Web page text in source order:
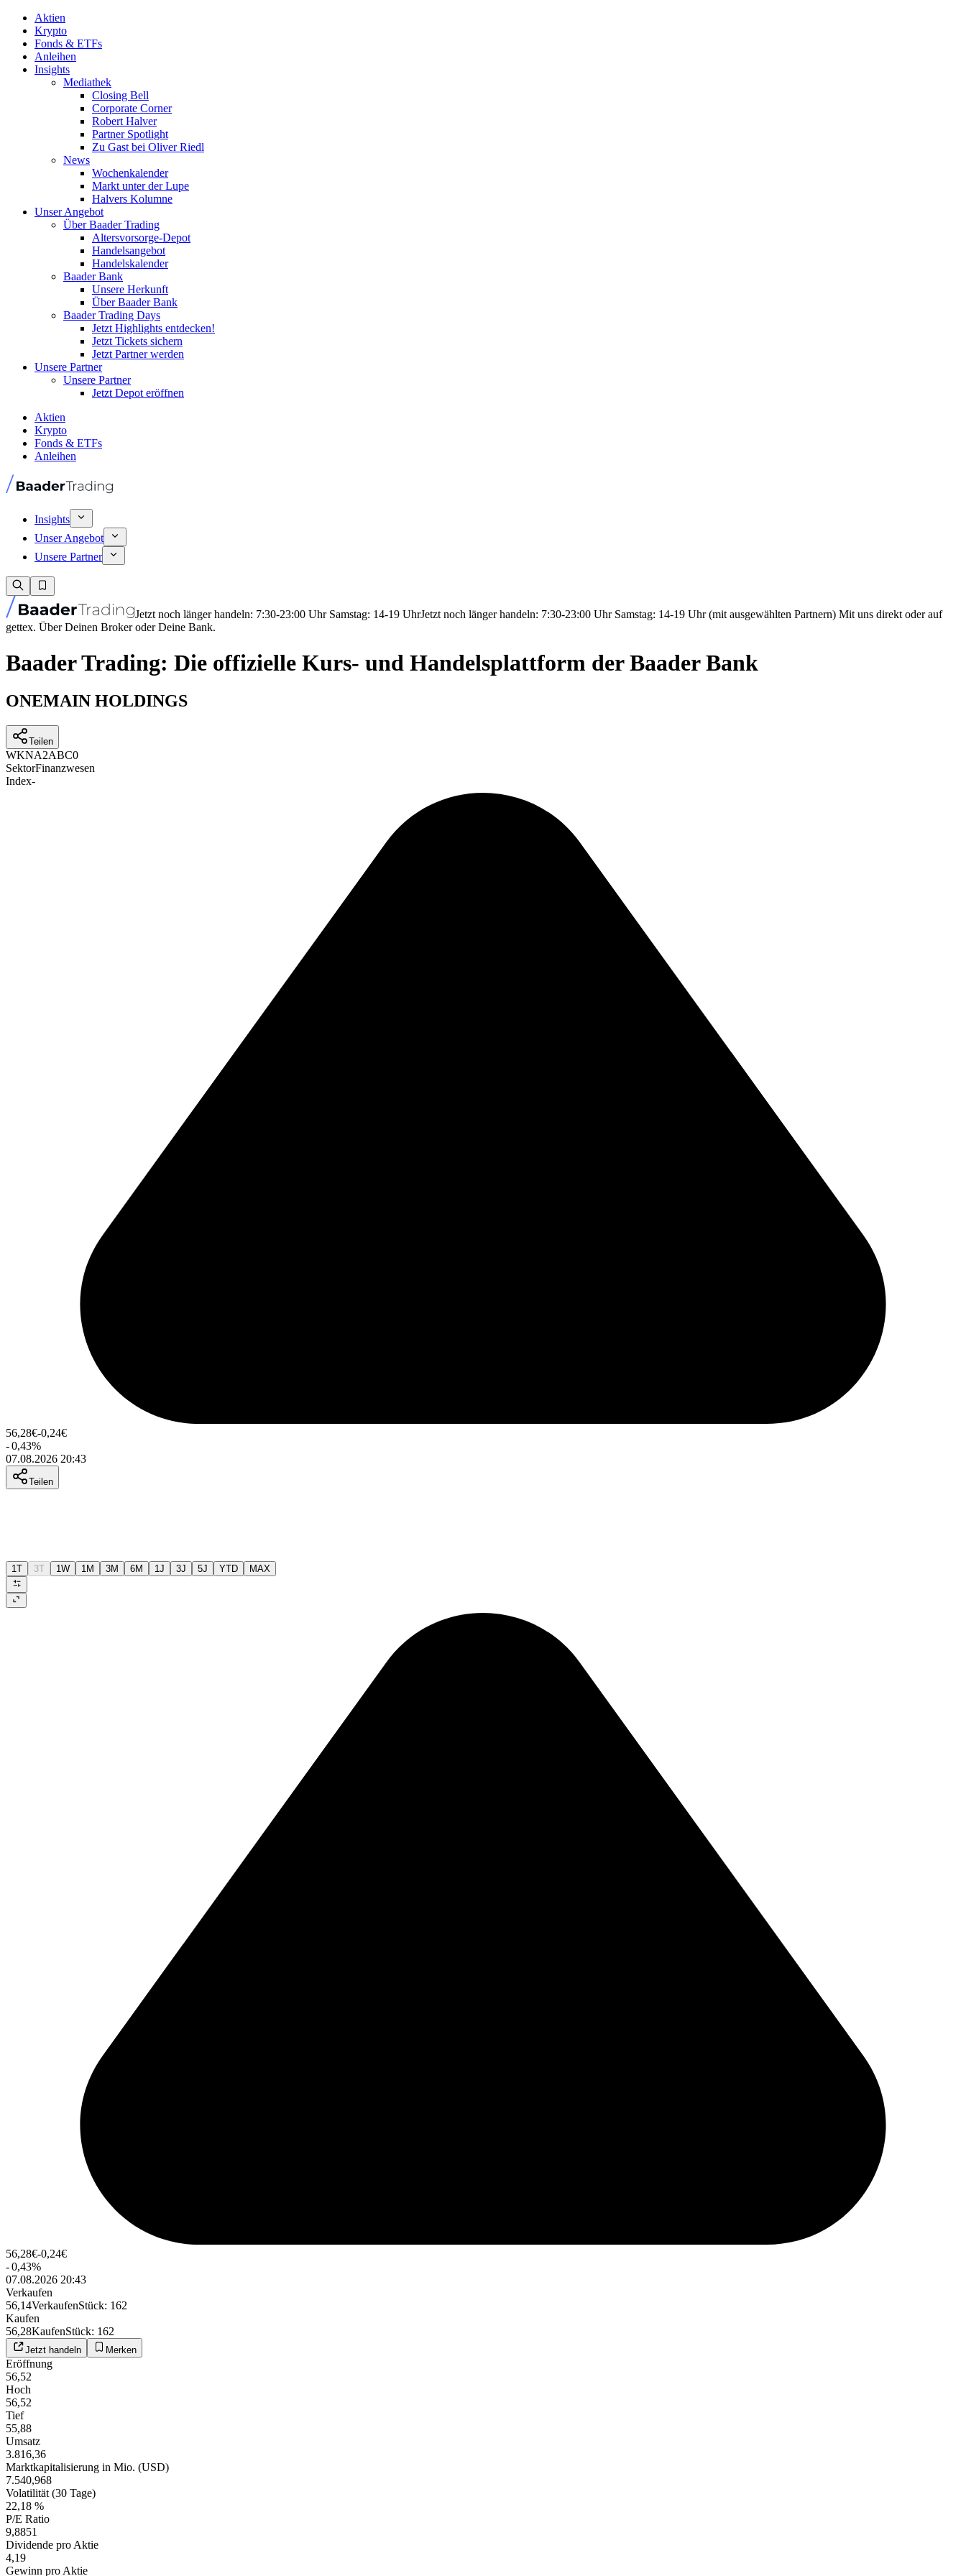
Aktien
Krypto
Fonds & ETFs
Anleihen
Insights
Mediathek
Closing Bell
Corporate Corner
Robert Halver
Partner Spotlight
Zu Gast bei Oliver Riedl
News
Wochenkalender
Markt unter der Lupe
Halvers Kolumne
Unser Angebot
Über Baader Trading
Altersvorsorge-Depot
Handelsangebot
Handelskalender
Baader Bank
Unsere Herkunft
Über Baader Bank
Baader Trading Days
Jetzt Highlights entdecken!
Jetzt Tickets sichern
Jetzt Partner werden
Unsere Partner
Unsere Partner
Jetzt Depot eröffnen
Aktien
Krypto
Fonds & ETFs
Anleihen
Insights
Unser Angebot
Unsere Partner
Jetzt noch länger handeln: 7:30-23:00 Uhr Samstag: 14-19 UhrJetzt noch länger handeln: 7:30-23:00 Uhr Samstag: 14-19 Uhr (mit ausgewählten Partnern) Mit uns direkt oder auf
gettex. Über Deinen Broker oder Deine Bank.
Baader Trading: Die offizielle Kurs- und Handelsplattform der Baader Bank
ONEMAIN HOLDINGS
Teilen
WKNA2ABC0
SektorFinanzwesen
Index-
56,28€-0,24€
-0,43%
07.08.2026 20:43
Teilen
1T 3T 1W 1M 3M 6M 1J 3J 5J YTD MAX
56,28€-0,24€
-0,43%
07.08.2026 20:43
Verkaufen
56,14VerkaufenStück: 162
Kaufen
56,28KaufenStück: 162
Jetzt handeln Merken
Eröffnung
56,52
Hoch
56,52
Tief
55,88
Umsatz
3.816,36
Marktkapitalisierung in Mio. (USD)
7.540,968
Volatilität (30 Tage)
22,18 %
P/E Ratio
9,8851
Dividende pro Aktie
4,19
Gewinn pro Aktie